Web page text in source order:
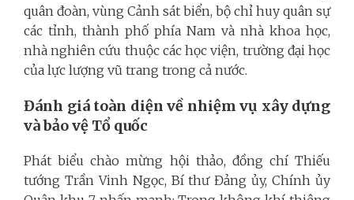
quân đoàn, vùng Cảnh sát biển, bộ chỉ huy quân sự
các tỉnh, thành phố phía Nam và nhà khoa học,
nhà nghiên cứu thuộc các học viện, trường đại học
của lực lượng vũ trang trong cả nước.
Đánh giá toàn diện về nhiệm vụ xây dựng
và bảo vệ Tổ quốc
Phát biểu chào mừng hội thảo, đồng chí Thiếu
tướng Trần Vinh Ngọc, Bí thư Đảng ủy, Chính ủy